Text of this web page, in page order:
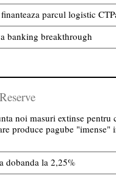
parcul logistic
banking breakthrough
noi masuri extinse pentru
produce pagube "imense"
dobanda la 2,25%